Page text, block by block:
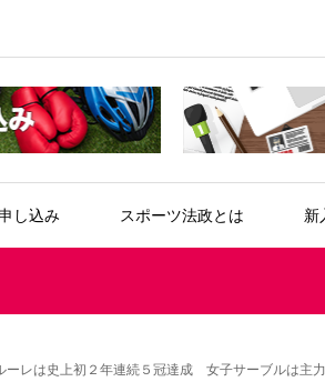
し込み スポーツ法政とは 新
ーレは史上初２年連続５冠達成 女子サーブルは主